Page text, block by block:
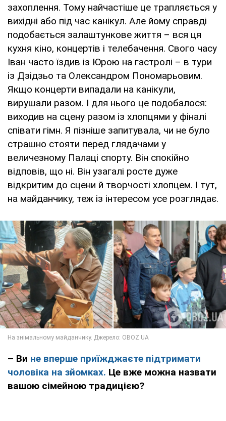
захоплення. Тому найчастіше це трапляється у
вихідні або під час канікул. Але йому справді
подобається залаштункове життя – вся ця
кухня кіно, концертів і телебачення. Свого часу
Іван часто їздив із Юрою на гастролі – в тури
із Дзідзьо та Олександром Пономарьовим.
Якщо концерти випадали на канікули,
вирушали разом. І для нього це подобалося:
виходив на сцену разом із хлопцями у фіналі
співати гімн. Я пізніше запитувала, чи не було
страшно стояти перед глядачами у
величезному Палаці спорту. Він спокійно
відповів, що ні. Він узагалі росте дуже
відкритим до сцени й творчості хлопцем. І тут,
на майданчику, теж із інтересом усе розглядає.
– Ви не вперше приїжджаєте підтримати
чоловіка на зйомках. Це вже можна назвати
вашою сімейною традицією?